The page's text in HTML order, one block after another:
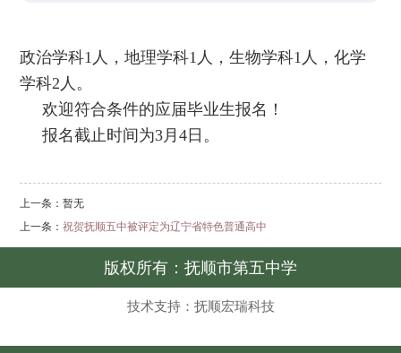
政治学科1人，地理学科1人，生物学科1人，化学
学科2人。
欢迎符合条件的应届毕业生报名！
报名截止时间为3月4日。
上一条：暂无
上一条：祝贺抚顺五中被评定为辽宁省特色普通高中
版权所有：抚顺市第五中学
技术支持：抚顺宏瑞科技